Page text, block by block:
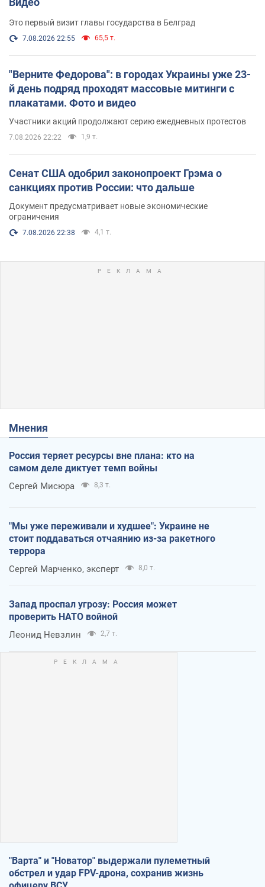
Это первый визит главы государства в Белград
7.08.2026 22:55 65,5 т.
"Верните Федорова": в городах Украины уже 23-
й день подряд проходят массовые митинги с
плакатами. Фото и видео
Участники акций продолжают серию ежедневных протестов
7.08.2026 22:22 1,9 т.
Сенат США одобрил законопроект Грэма о
санкциях против России: что дальше
Документ предусматривает новые экономические
ограничения
7.08.2026 22:38 4,1 т.
Мнения
Россия теряет ресурсы вне плана: кто на
самом деле диктует темп войны
Сергей Мисюра 8,3 т.
"Мы уже переживали и худшее": Украине не
стоит поддаваться отчаянию из-за ракетного
террора
Сергей Марченко, эксперт 8,0 т.
Запад проспал угрозу: Россия может
проверить НАТО войной
Леонид Невзлин 2,7 т.
"Варта" и "Новатор" выдержали пулеметный
обстрел и удар FPV-дрона, сохранив жизнь